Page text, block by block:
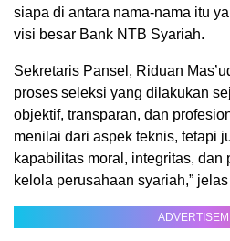
siapa di antara nama-nama itu
visi besar Bank NTB Syariah.
Sekretaris Pansel, Riduan
proses seleksi yang dilakukan
objektif, transparan, dan
menilai dari aspek teknis, tetapi
kapabilitas moral, integritas, dan
kelola perusahaan syariah,” jelas